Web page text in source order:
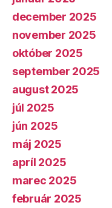
december 2025
november 2025
október 2025
september 2025
august 2025
júl 2025
jún 2025
máj 2025
apríl 2025
marec 2025
február 2025